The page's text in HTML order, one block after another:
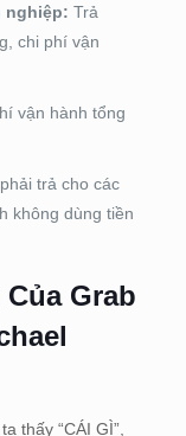
nghiệp: Trả
chi phí vận
vận hành tổng
trả cho các
không dùng tiền
Grab
thấy “CÁI GÌ”,